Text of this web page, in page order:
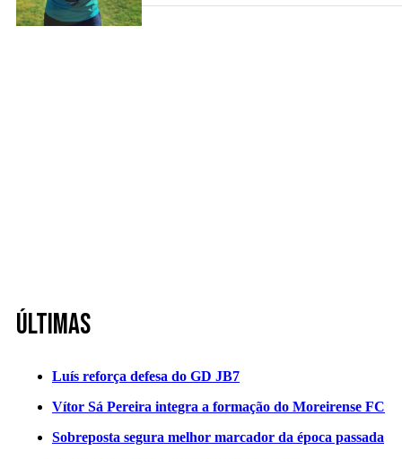
Últimas
Luís reforça defesa do GD JB7
Vítor Sá Pereira integra a formação do Moreirense FC
Sobreposta segura melhor marcador da época passada